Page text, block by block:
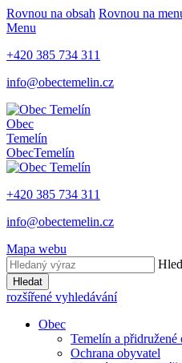
Rovnou na obsah Rovnou na
Menu
+420 385 734 311
info@obectemelin.cz
Obec
Temelín
ObecTemelín
+420 385 734 311
info@obectemelin.cz
Mapa webu
Hledat
rozšířené vyhledávání
Obec
Temelín a přidružené
Ochrana obyvatel